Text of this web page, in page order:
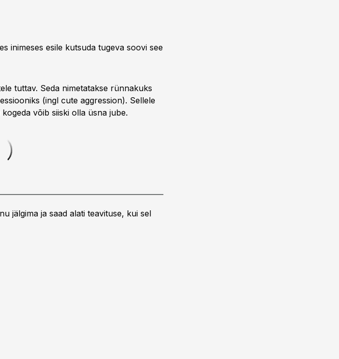
inimeses esile kutsuda tugeva soovi see
tuttav. Seda nimetatakse rünnakuks
(ingl cute aggression). Sellele
võib siiski olla üsna jube.
jälgima ja saad alati teavituse, kui sel